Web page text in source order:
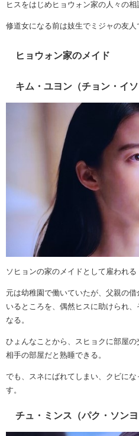
ヒスをはじめヒョウォン家の人々の
修道女になる前は妓生でミジャの友人
ヒョウォン家のメイド
キム・ユヨン（チョン・イソ
ソヒョンの家のメイドとして雇われる
元は幼稚園で働いていたが、父親の
いるところを、偶然ヒスに助けられ
なる。
ひょんなことから、スヒョクに部屋
相手の部屋だと熟睡できる。
でも、スネにばれてしまい、クビに
す。
チュ・ミンス（パク・ソンヨ